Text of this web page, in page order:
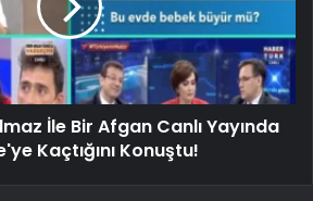
İle Bir Afgan Canlı Yayında
Kaçtığını Konuştu!